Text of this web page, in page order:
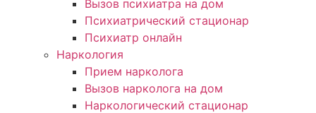
Вызов психиатра на дом
Психиатрический стационар
Психиатр онлайн
Наркология
Прием нарколога
Вызов нарколога на дом
Наркологический стационар